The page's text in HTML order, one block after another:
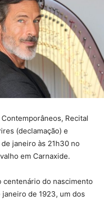
Recital
(declamação) e
janeiro às 21h30 no
em Carnaxide.
do nascimento
de 1923, um dos